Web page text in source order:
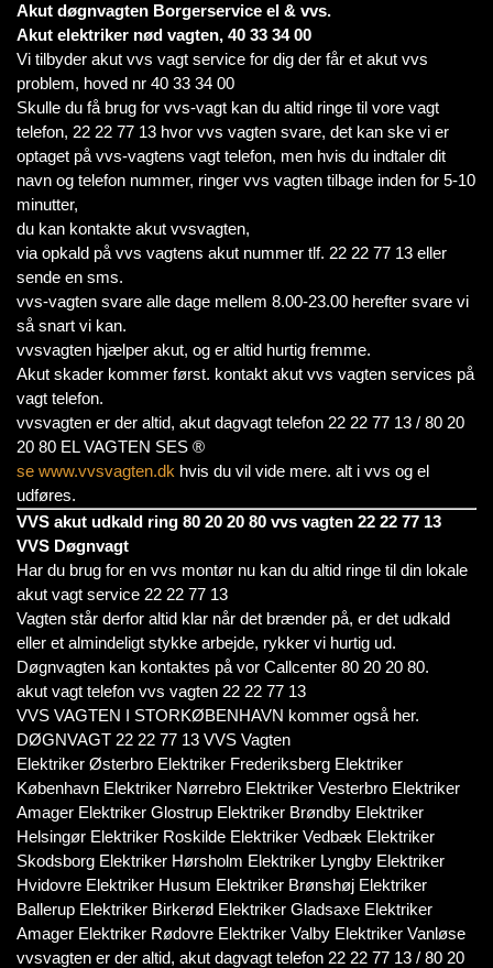
Akut døgnvagten Borgerservice el & vvs.
Akut elektriker nød vagten, 40 33 34 00
Vi tilbyder akut vvs vagt service for dig der får et akut vvs
problem, hoved nr 40 33 34 00
Skulle du få brug for vvs-vagt kan du altid ringe til vore vagt
telefon, 22 22 77 13 hvor vvs vagten svare, det kan ske vi er
optaget på vvs-vagtens vagt telefon, men hvis du indtaler dit
navn og telefon nummer, ringer vvs vagten tilbage inden for 5-10
minutter,
du kan kontakte akut vvsvagten,
via opkald på vvs vagtens akut nummer tlf. 22 22 77 13 eller
sende en sms.
vvs-vagten svare alle dage mellem 8.00-23.00 herefter svare vi
så snart vi kan.
vvsvagten hjælper akut, og er altid hurtig fremme.
Akut skader kommer først. kontakt akut vvs vagten services på
vagt telefon.
vvsvagten er der altid, akut dagvagt telefon 22 22 77 13 / 80 20
20 80 EL VAGTEN SES ®
se www.vvsvagten.dk hvis du vil vide mere. alt i vvs og el
udføres.
VVS akut udkald ring 80 20 20 80 vvs vagten 22 22 77 13
VVS Døgnvagt
Har du brug for en vvs montør nu kan du altid ringe til din lokale
akut vagt service 22 22 77 13
Vagten står derfor altid klar når det brænder på, er det udkald
eller et almindeligt stykke arbejde, rykker vi hurtig ud.
Døgnvagten kan kontaktes på vor Callcenter 80 20 20 80.
akut vagt telefon vvs vagten 22 22 77 13
VVS VAGTEN I STORKØBENHAVN kommer også her.
DØGNVAGT 22 22 77 13 VVS Vagten
Elektriker Østerbro Elektriker Frederiksberg Elektriker
København Elektriker Nørrebro Elektriker Vesterbro Elektriker
Amager Elektriker Glostrup Elektriker Brøndby Elektriker
Helsingør Elektriker Roskilde Elektriker Vedbæk Elektriker
Skodsborg Elektriker Hørsholm Elektriker Lyngby Elektriker
Hvidovre Elektriker Husum Elektriker Brønshøj Elektriker
Ballerup Elektriker Birkerød Elektriker Gladsaxe Elektriker
Amager Elektriker Rødovre Elektriker Valby Elektriker Vanløse
vvsvagten er der altid, akut dagvagt telefon 22 22 77 13 / 80 20